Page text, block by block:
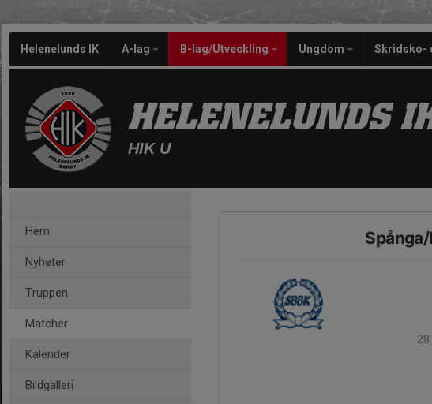
Helenelunds IK A-lag B-lag/Utveckling Ungdom Skridsko-
HELENELUNDS
HIK U
Hem
Nyheter
Truppen
Matcher
Kalender
Bildgalleri